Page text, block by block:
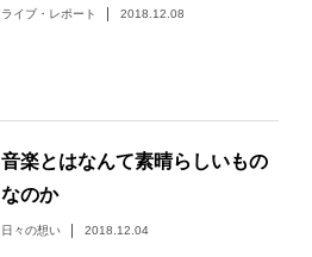
ライブ・レポート 2018.12.08
音楽とはなんて素晴らしいもの
なのか
日々の想い 2018.12.04